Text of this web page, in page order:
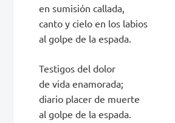
en sumisión callada,
canto y cielo en los labios
al golpe de la espada.
Testigos del dolor
de vida enamorada;
diario placer de muerte
al golpe de la espada.